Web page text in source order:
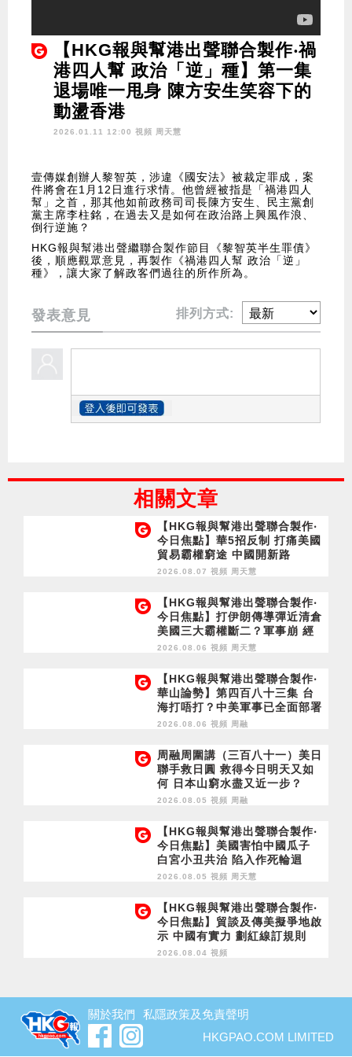
【HKG報與幫港出聲聯合製作‧禍
港四人幫 政治「逆」種】第一集
退場唯一甩身 陳方安生笑容下的
動盪香港
2026.01.11 12:00 視頻 周天慧
壹傳媒創辦人黎智英，涉違《國安法》被裁定罪成，案
件將會在1月12日進行求情。他曾經被指是「禍港四人
幫」之首，那其他如前政務司司長陳方安生、民主黨創
黨主席李柱銘，在過去又是如何在政治路上興風作浪、
倒行逆施？
HKG報與幫港出聲繼聯合製作節目《黎智英半生罪債》
後，順應觀眾意見，再製作《禍港四人幫 政治「逆」
種》，讓大家了解政客們過往的所作所為。
發表意見 排列方式:
相關文章
【HKG報與幫港出聲聯合製作‧
今日焦點】華5招反制 打痛美國
貿易霸權窮途 中國開新路
2026.08.07 視頻 周天慧
【HKG報與幫港出聲聯合製作‧
今日焦點】打伊朗傳導彈近清倉
美國三大霸權斷二？軍事崩 經
濟損
2026.08.06 視頻 周天慧
【HKG報與幫港出聲聯合製作‧
華山論勢】第四百八十三集 台
海打唔打？中美軍事已全面部署
2028年1月台灣選舉是臨界點？
2026.08.06 視頻 周融
周融周圍講（三百八十一）美日
聯手救日圓 救得今日明天又如
何 日本山窮水盡又近一步？
2026.08.05 視頻 周融
【HKG報與幫港出聲聯合製作‧
今日焦點】美國害怕中國瓜子
白宮小丑共治 陷入作死輪迴
2026.08.05 視頻 周天慧
【HKG報與幫港出聲聯合製作‧
今日焦點】貿談及傳美擬爭地啟
示 中國有實力 劃紅線訂規則
2026.08.04 視頻
關於我們
私隱政策及免責聲明
HKGPAO.COM LIMITED